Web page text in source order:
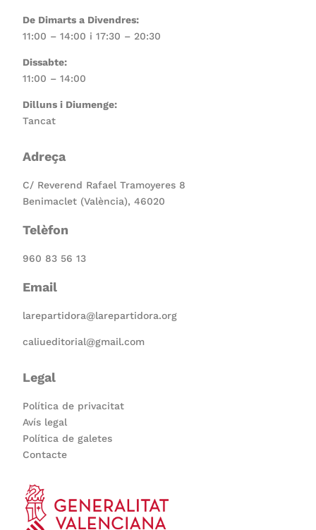
De Dimarts a Divendres:
11:00 – 14:00 i 17:30 – 20:30
Dissabte:
11:00 – 14:00
Dilluns i Diumenge:
Tancat
Adreça
C/ Reverend Rafael Tramoyeres 8
Benimaclet (València), 46020
Telèfon
960 83 56 13
Email
larepartidora@larepartidora.org
caliueditorial@gmail.com
Legal
Política de privacitat
Avís legal
Política de galetes
Contacte